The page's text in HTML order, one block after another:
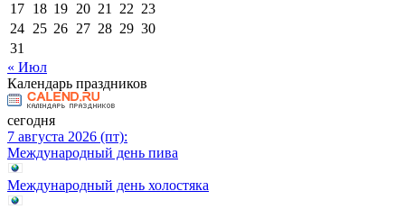
17 18 19 20 21 22 23
24 25 26 27 28 29 30
31
« Июл
Календарь праздников
сегодня
7 августа 2026 (пт):
Международный день пива
Международный день холостяка